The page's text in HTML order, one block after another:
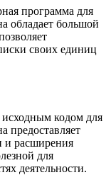
программа для
обладает большой
своих единиц
кодом для
предоставляет
и расширения
для
деятельности.